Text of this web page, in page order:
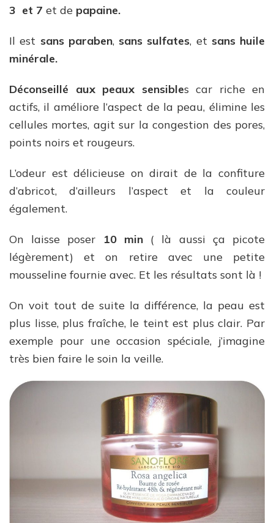
3 et 7 et de papaine.
Il est sans paraben, sans sulfates, et sans huile
minérale.
Déconseillé aux peaux sensibles car riche en
actifs, il améliore l’aspect de la peau, élimine les
cellules mortes, agit sur la congestion des pores,
points noirs et rougeurs.
L’odeur est délicieuse on dirait de la confiture
d’abricot, d’ailleurs l’aspect et la couleur
également.
On laisse poser 10 min ( là aussi ça picote
légèrement) et on retire avec une petite
mousseline fournie avec. Et les résultats sont là !
On voit tout de suite la différence, la peau est
plus lisse, plus fraîche, le teint est plus clair. Par
exemple pour une occasion spéciale, j’imagine
très bien faire le soin la veille.